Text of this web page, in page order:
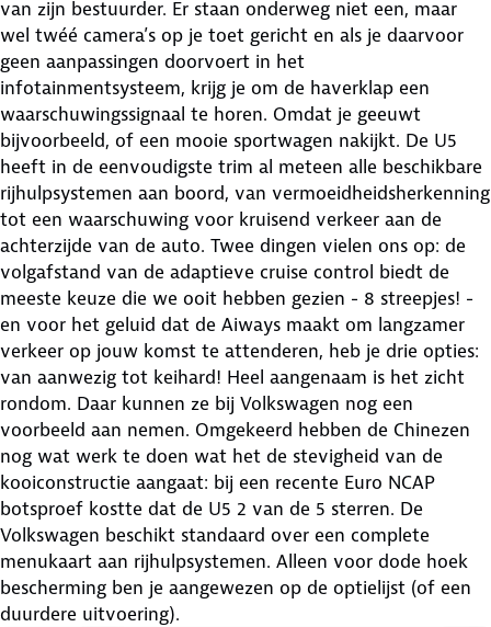
van zijn bestuurder. Er staan onderweg niet een, maar
wel twéé camera’s op je toet gericht en als je daarvoor
geen aanpassingen doorvoert in het
infotainmentsysteem, krijg je om de haverklap een
waarschuwingssignaal te horen. Omdat je geeuwt
bijvoorbeeld, of een mooie sportwagen nakijkt. De U5
heeft in de eenvoudigste trim al meteen alle beschikbare
rijhulpsystemen aan boord, van vermoeidheidsherkenning
tot een waarschuwing voor kruisend verkeer aan de
achterzijde van de auto. Twee dingen vielen ons op: de
volgafstand van de adaptieve cruise control biedt de
meeste keuze die we ooit hebben gezien - 8 streepjes! -
en voor het geluid dat de Aiways maakt om langzamer
verkeer op jouw komst te attenderen, heb je drie opties:
van aanwezig tot keihard! Heel aangenaam is het zicht
rondom. Daar kunnen ze bij Volkswagen nog een
voorbeeld aan nemen. Omgekeerd hebben de Chinezen
nog wat werk te doen wat het de stevigheid van de
kooiconstructie aangaat: bij een recente Euro NCAP
botsproef kostte dat de U5 2 van de 5 sterren. De
Volkswagen beschikt standaard over een complete
menukaart aan rijhulpsystemen. Alleen voor dode hoek
bescherming ben je aangewezen op de optielijst (of een
duurdere uitvoering).